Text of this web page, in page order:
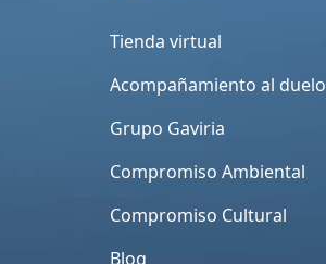
Tienda virtual
Acompañamiento al duelo
Grupo Gaviria
Compromiso Ambiental
Compromiso Cultural
Blog